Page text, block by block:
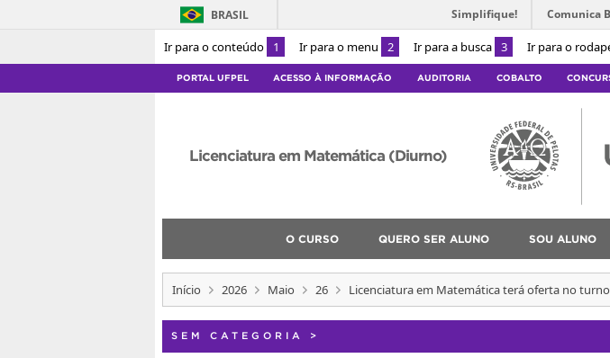
Ir para o conteúdo 1 Ir para o menu 2 Ir para a busca 3 Ir para o
BRASIL Simplifique! Comunica
PORTAL UFPEL ACESSO À INFORMAÇÃO AUDITORIA COBALTO
Licenciatura em Matemática (Diurno)
O CURSO QUERO SER ALUNO SOU ALUNO
Início 2026 Maio 26 Licenciatura em Matemática terá oferta no
SEM CATEGORIA >